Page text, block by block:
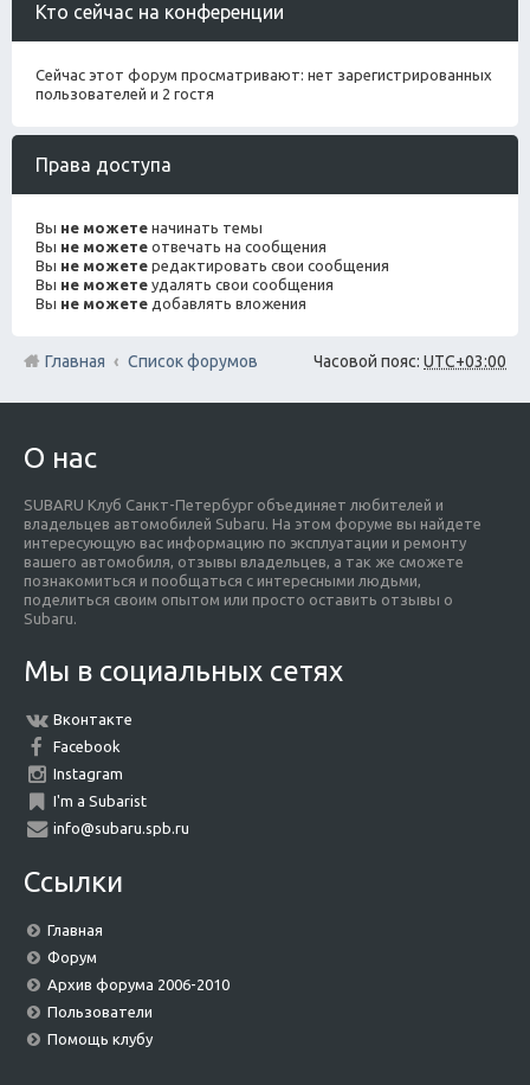
Кто сейчас на конференции
Сейчас этот форум просматривают: нет зарегистрированных
пользователей и 2 гостя
Права доступа
Вы не можете начинать темы
Вы не можете отвечать на сообщения
Вы не можете редактировать свои сообщения
Вы не можете удалять свои сообщения
Вы не можете добавлять вложения
Часовой пояс: UTC+03:00
Главная Список форумов
О нас
SUBARU Клуб Санкт-Петербург объединяет любителей и
владельцев автомобилей Subaru. На этом форуме вы найдете
интересующую вас информацию по эксплуатации и ремонту
вашего автомобиля, отзывы владельцев, а так же сможете
познакомиться и пообщаться с интересными людьми,
поделиться своим опытом или просто оставить отзывы о
Subaru.
Мы в социальных сетях
Вконтакте
Facebook
Instagram
I'm a Subarist
info@subaru.spb.ru
Ссылки
Главная
Форум
Архив форума 2006-2010
Пользователи
Помощь клубу